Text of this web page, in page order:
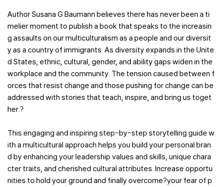
Author Susana G Baumann believes there has never been a ti
melier moment to publish a book that speaks to the increasin
g assaults on our multiculturalism as a people and our diversit
y as a country of immigrants. As diversity expands in the Unite
d States, ethnic, cultural, gender, and ability gaps widen in the
workplace and the community. The tension caused between f
orces that resist change and those pushing for change can be
addressed with stories that teach, inspire, and bring us toget
her.?
This engaging and inspiring step-by-step storytelling guide w
ith a multicultural approach helps you build your personal bran
d by enhancing your leadership values and skills, unique chara
cter traits, and cherished cultural attributes. Increase opportu
nities to hold your ground and finally overcome?your fear of p